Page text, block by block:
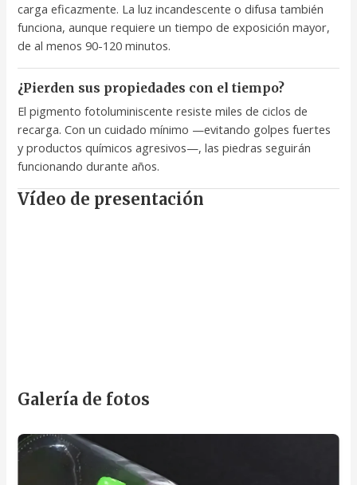
carga eficazmente. La luz incandescente o difusa también
funciona, aunque requiere un tiempo de exposición mayor,
de al menos 90-120 minutos.
¿Pierden sus propiedades con el tiempo?
El pigmento fotoluminiscente resiste miles de ciclos de
recarga. Con un cuidado mínimo —evitando golpes fuertes
y productos químicos agresivos—, las piedras seguirán
funcionando durante años.
Vídeo de presentación
Galería de fotos